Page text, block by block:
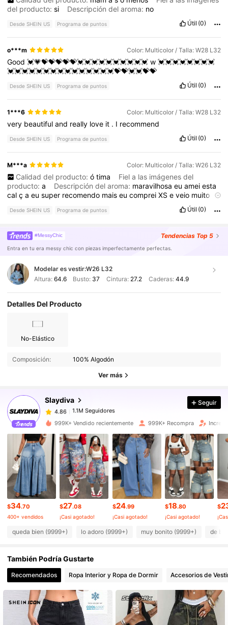
del producto:si Descripción del aroma: no
Desde SHEIN US Programa de puntos Útil (0)
o***m Color: Multicolor / Talla: W28 L32
Good💓💗💝💝💝💝💝💓💓💓💓💓💓💓💓💓💓w💓💓💓💓💓💓💓💓
💓💓💓💓💓💓💓💓💓💓💓💓💓💓💓💝💝💓💓💝💝
Desde SHEIN US Programa de puntos Útil (0)
1***6 Color: Multicolor / Talla: W28 L32
very beautifuland really love it . I recommend
Desde SHEIN US Programa de puntos Útil (0)
M***a Color: Multicolor / Talla: W26 L32
Calidad del producto: ó tima
Fiel a las imágenes del
producto:a Descripción del aroma: maravilhosaeuameiesta
calçaeusuper recomendo maiseucompreiXSeveio muito
Desde SHEIN US Programa de puntos Útil (0)
#MessyChic Tendencias Top 5
Entra en tu era messy chic con piezas imperfectamente perfectas.
Modelar es vestir:W26 L32
Altura: 64.6 Busto: 37 Cintura: 27.2 Caderas: 44.9
Detalles Del Producto
No-Elástico
Composición: 100% Algodón
Ver más
Slaydiva
1.1M Seguidores
4.86
1.1M Seguidores
j***1 pagó Hace 1 día
4.86 1.1M Seguidores
4.86 1.1M Seguidores
4.86 1.1M Seguidores
4.86 1.1M Seguidores
4.86 1.1M Seguidores
1.1M Seguidores
Seguir
999K+ Vendido recientemente 999K+ Recompra
$34.70
400+ vendidos
$27.08
¡Casi agotado!
$24.99
¡Casi agotado!
$18.80
¡Casi agotado!
$
queda bien (9999+) lo adoro (9999+) muy bonito (9999+) de
También Podría Gustarte
Recomendados Ropa Interior y Ropa de Dormir Accesorios de